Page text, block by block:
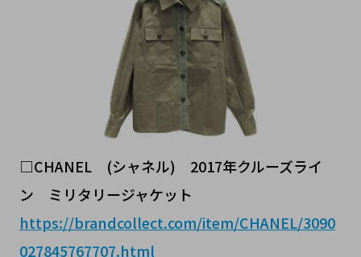
□CHANEL (シャネル) 2017年クルーズライ
ン ミリタリージャケット
https://brandcollect.com/item/CHANEL/3090
027845767707.html